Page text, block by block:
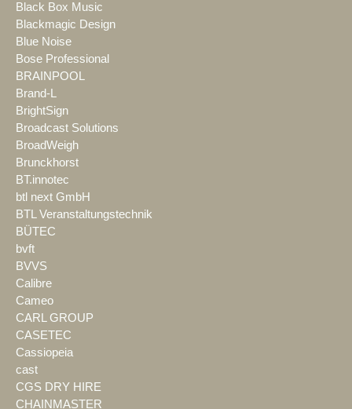
Black Box Music
Blackmagic Design
Blue Noise
Bose Professional
BRAINPOOL
Brand-L
BrightSign
Broadcast Solutions
BroadWeigh
Brunckhorst
BT.innotec
btl next GmbH
BTL Veranstaltungstechnik
BÜTEC
bvft
BVVS
Calibre
Cameo
CARL GROUP
CASETEC
Cassiopeia
cast
CGS DRY HIRE
CHAINMASTER